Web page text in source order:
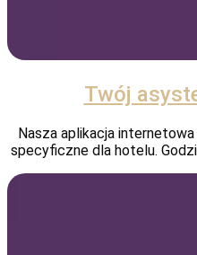
Twój
Nasza aplikacja
specyficzne dla hotelu.